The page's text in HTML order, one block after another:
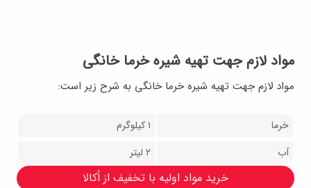
مواد لازم جهت تهیه شیره خرما خانگی
مواد لازم جهت تهیه شیره خرما خانگی به شرح زیر است:
خرما
۱ کیلوگرم
آب
۲ لیتر
خرید مواد اولیه با تخفیف از اُکالا